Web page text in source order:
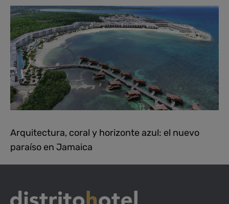
Arquitectura, coral y horizonte azul: el nuevo
paraíso en Jamaica